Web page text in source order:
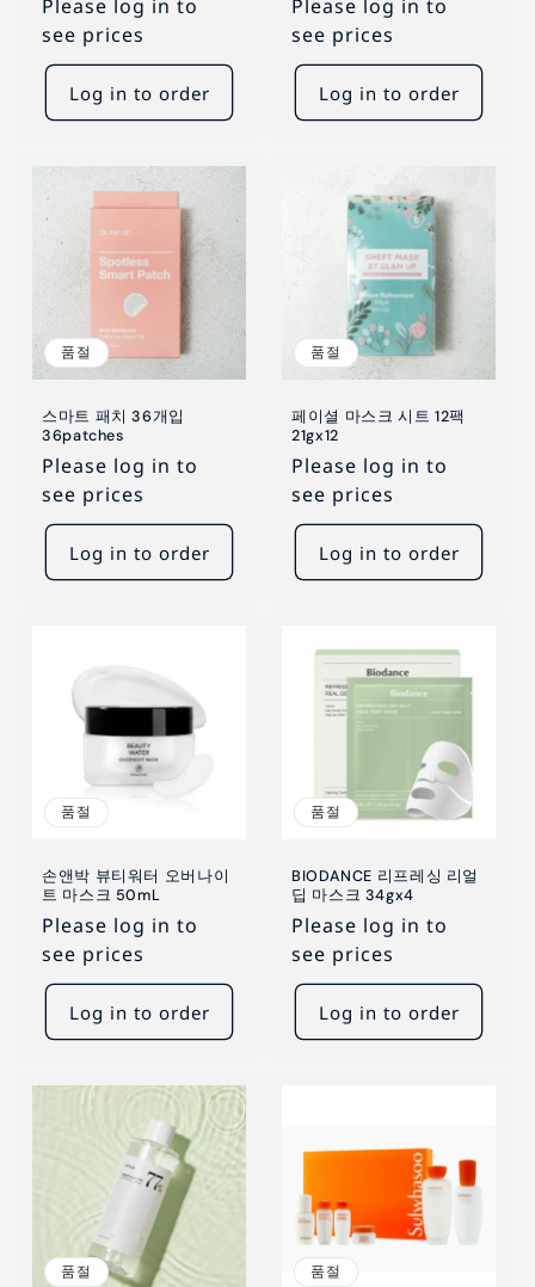
Please log in to
see prices
Log in to order
Please log in to
see prices
Log in to order
품절
스마트 패치 36개입
36patches
Please log in to
see prices
Log in to order
품절
페이셜 마스크 시트 12팩
21gx12
Please log in to
see prices
Log in to order
품절
손앤박 뷰티워터 오버나이
트 마스크 50mL
Please log in to
see prices
Log in to order
품절
BIODANCE 리프레싱 리얼
딥 마스크 34gx4
Please log in to
see prices
Log in to order
품절 품절